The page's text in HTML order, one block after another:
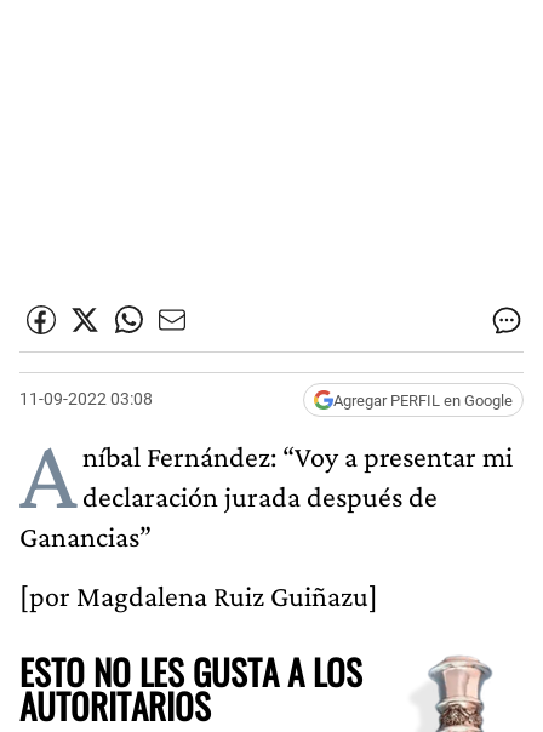
11-09-2022 03:08 Agregar PERFIL en Google
Aníbal Fernández: “Voy a presentar mi
declaración jurada después de
Ganancias”
[por Magdalena Ruiz Guiñazu]
ESTO NO LES GUSTA A LOS
AUTORITARIOS